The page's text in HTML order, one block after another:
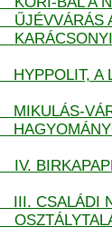
ŰJÉVVÁRÁS
A
MIKULÁS-
III. CSALÁDI